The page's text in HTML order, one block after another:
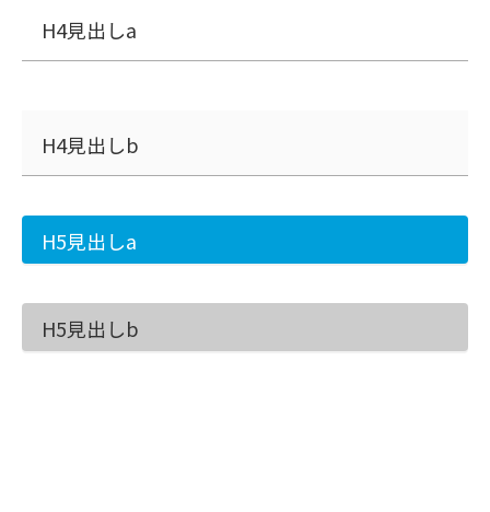
H4見出しa
H4見出しb
H5見出しa
H5見出しb